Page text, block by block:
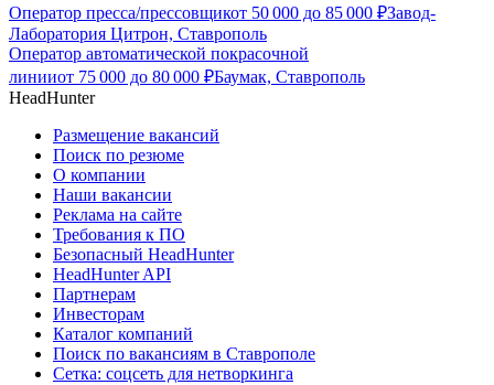
Оператор пресса/прессовщикот 50 000 до 85 000 ₽Завод-
Лаборатория Цитрон, Ставрополь
Оператор автоматической покрасочной
линииот 75 000 до 80 000 ₽Баумак, Ставрополь
HeadHunter
Размещение вакансий
Поиск по резюме
О компании
Наши вакансии
Реклама на сайте
Требования к ПО
Безопасный HeadHunter
HeadHunter API
Партнерам
Инвесторам
Каталог компаний
Поиск по вакансиям в Ставрополе
Сетка: соцсеть для нетворкинга